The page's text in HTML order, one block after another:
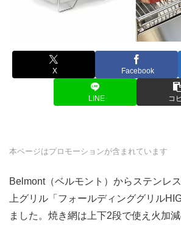
X Facebook
LINE コ
本ページはプロモーションが含まれています
Belmont（ベルモント）からステンレ
上グリル「フォールディンググリル
ました。焼き網は上下2段で使え火加